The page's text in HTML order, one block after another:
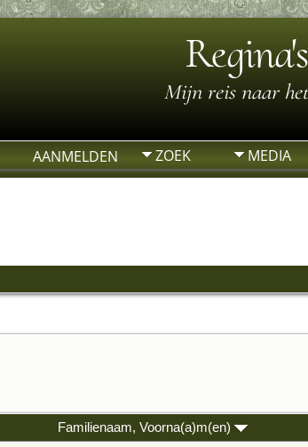
Mijn reis naar
AANMELDEN ZOEK MEDIA
Familienaam, Voorna(a)m(en)